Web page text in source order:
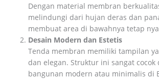
Dengan material membran
melindungi dari hujan deras dan
membuat area di bawahnya tetap
Desain Modern dan Estetis
Tenda membran memiliki tampilan
dan elegan. Struktur ini sangat cocok
bangunan modern atau minimalis di